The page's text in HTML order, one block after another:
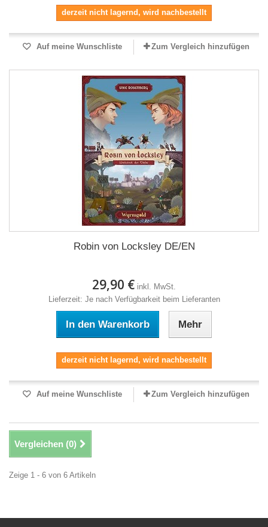
derzeit nicht lagernd, wird nachbestellt
Auf meine Wunschliste Zum Vergleich hinzufügen
Robin von Locksley DE/EN
29,90 € inkl. MwSt.
Lieferzeit: Je nach Verfügbarkeit beim Lieferanten
In den Warenkorb Mehr
derzeit nicht lagernd, wird nachbestellt
Auf meine Wunschliste Zum Vergleich hinzufügen
Vergleichen (0)
Zeige 1 - 6 von 6 Artikeln